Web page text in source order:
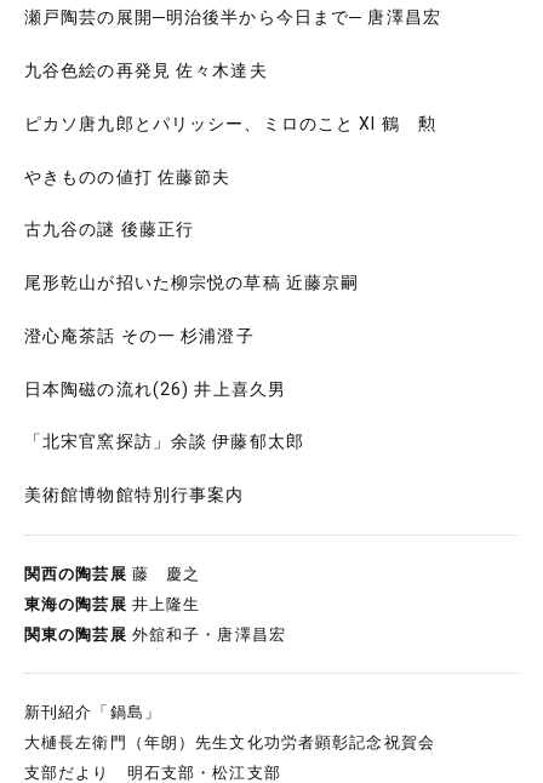
瀬戸陶芸の展開─明治後半から今日まで─ 唐澤昌宏
九谷色絵の再発見 佐々木達夫
ピカソ唐九郎とパリッシー、ミロのこと XI 鶴 勲
やきものの値打 佐藤節夫
古九谷の謎 後藤正行
尾形乾山が招いた柳宗悦の草稿 近藤京嗣
澄心庵茶話 その一 杉浦澄子
日本陶磁の流れ(26) 井上喜久男
「北宋官窯探訪」余談 伊藤郁太郎
美術館博物館特別行事案内
関西の陶芸展 藤 慶之
東海の陶芸展 井上隆生
関東の陶芸展 外舘和子・唐澤昌宏
新刊紹介「鍋島」
大樋長左衛門（年朗）先生文化功労者顕彰記念祝賀会
支部だより 明石支部・松江支部